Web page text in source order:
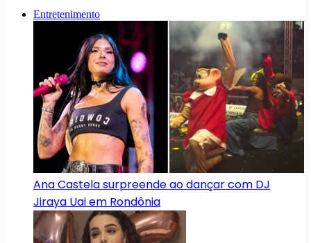
Entretenimento
Ana Castela surpreende ao dançar com DJ
Jiraya Uai em Rondônia